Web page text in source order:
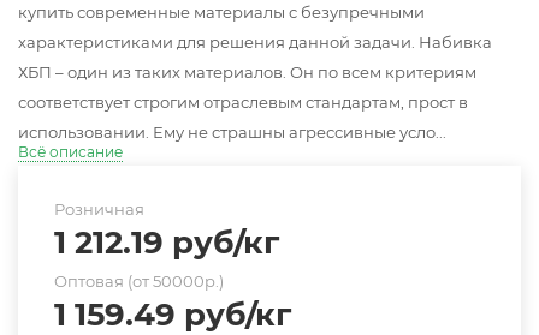
купить современные материалы с безупречными
характеристиками для решения данной задачи. Набивка
ХБП – один из таких материалов. Он по всем критериям
соответствует строгим отраслевым стандартам, прост в
использовании. Ему не страшны агрессивные усло...
Всё описание
Розничная
1 212.19 руб/кг
Оптовая (от 50000р.)
1 159.49 руб/кг